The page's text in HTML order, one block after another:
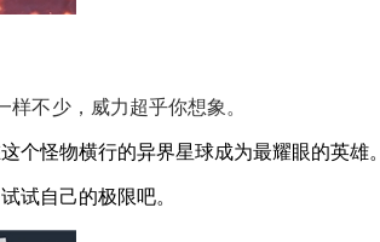
不少，威力超乎你想象。
个怪物横行的异界星球成为最耀眼的英雄。
试自己的极限吧。